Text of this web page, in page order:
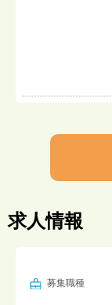
求人情報
募集職種